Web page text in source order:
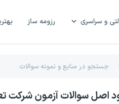
و سراسری رزومه ساز
اصل سوالات آزمون شرکت